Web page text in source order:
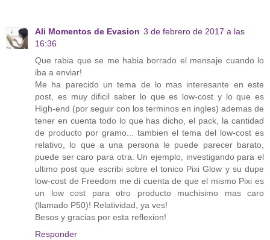
Ali Momentos de Evasion 3 de febrero de 2017 a las
16:36
Que rabia que se me habia borrado el mensaje cuando lo
iba a enviar!
Me ha parecido un tema de lo mas interesante en este
post, es muy dificil saber lo que es low-cost y lo que es
High-end (por seguir con los terminos en ingles) ademas de
tener en cuenta todo lo que has dicho, el pack, la cantidad
de producto por gramo... tambien el tema del low-cost es
relativo, lo que a una persona le puede parecer barato,
puede ser caro para otra. Un ejemplo, investigando para el
ultimo post que escribi sobre el tonico Pixi Glow y su dupe
low-cost de Freedom me di cuenta de que el mismo Pixi es
un low cost para otro producto muchisimo mas caro
(llamado P50)! Relatividad, ya ves!
Besos y gracias por esta reflexion!
Responder